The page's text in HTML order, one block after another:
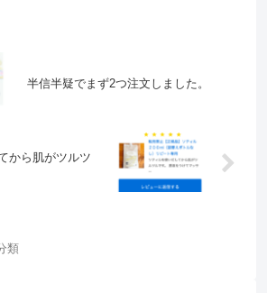
半信半疑でまず2つ注文しました。
から肌がツルツ
類